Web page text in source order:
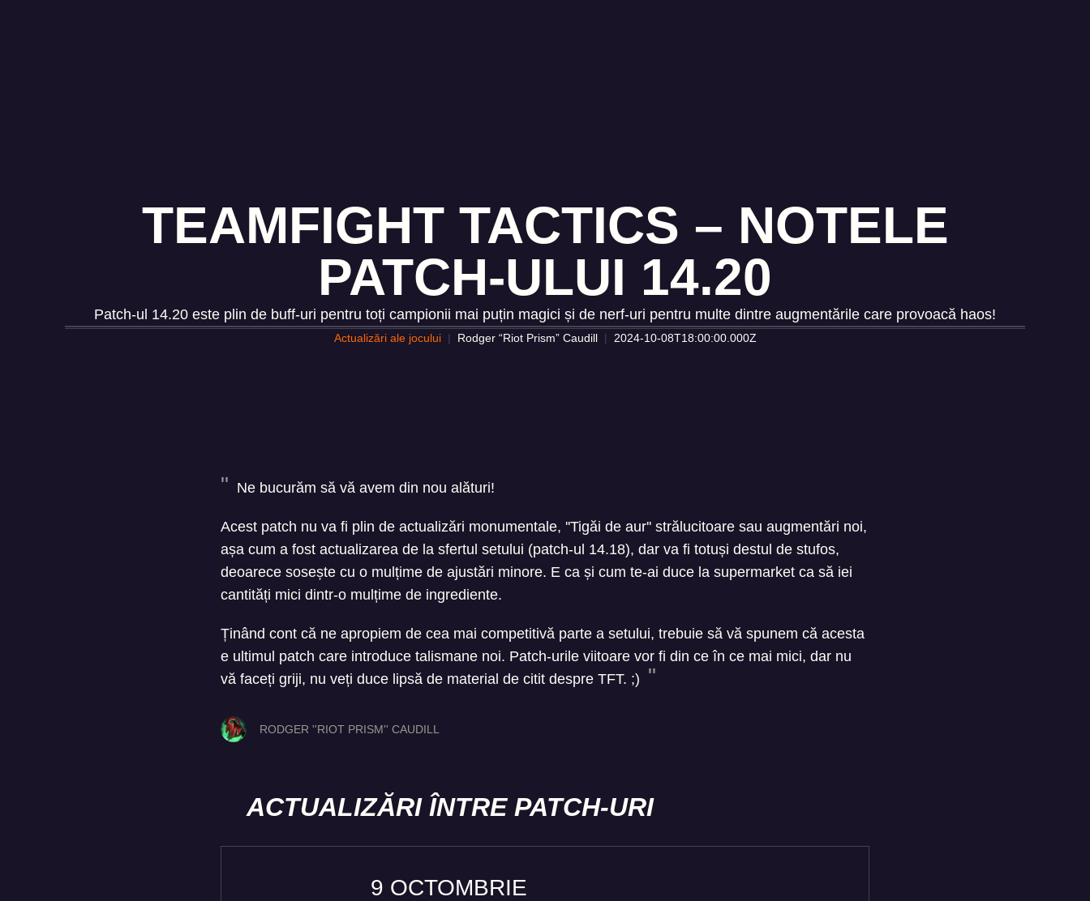
TEAMFIGHT TACTICS – NOTELE
PATCH-ULUI 14.20
Patch-ul 14.20 este plin de buff-uri pentru toți campionii mai puțin magici și de nerf-uri pentru multe dintre augmentările care provoacă haos!
Actualizări ale jocului Rodger “Riot Prism” Caudill 2024-10-08T18:00:00.000Z
Ne bucurăm să vă avem din nou alături!
Acest patch nu va fi plin de actualizări monumentale, ''Tigăi de aur'' strălucitoare sau augmentări noi,
așa cum a fost actualizarea de la sfertul setului (patch-ul 14.18), dar va fi totuși destul de stufos,
deoarece sosește cu o mulțime de ajustări minore. E ca și cum te-ai duce la supermarket ca să iei
cantități mici dintr-o mulțime de ingrediente.
Ținând cont că ne apropiem de cea mai competitivă parte a setului, trebuie să vă spunem că acesta
e ultimul patch care introduce talismane noi. Patch-urile viitoare vor fi din ce în ce mai mici, dar nu
vă faceți griji, nu veți duce lipsă de material de citit despre TFT. ;)
RODGER ''RIOT PRISM'' CAUDILL
ACTUALIZĂRI ÎNTRE PATCH-URI
9 OCTOMBRIE